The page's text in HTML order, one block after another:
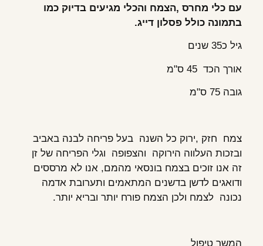
עם כלי מחרס ,הצמח והכלי מגיעים בדיוק כמו
בתמונה כולל פסלון דייג.
גיל כ35 שנים
אורך הכד 45 ס"מ
גובה 75 ס"מ
צמח חזק ,ירוק כל השנה בעל פריחה לבנה באביב
ובזכות העלווה הירוקה והצפופה וגלי הפריחה של זן
זה אנו זוכים בצמח בונסאי מהמם, אנו לא מרססים
ודואגים לדשן בדשנים המתאמים ותערובת אדמה
נכונה לצמח ולכן הצמח פורח יותר ובריא יותר.
המשך טיפול